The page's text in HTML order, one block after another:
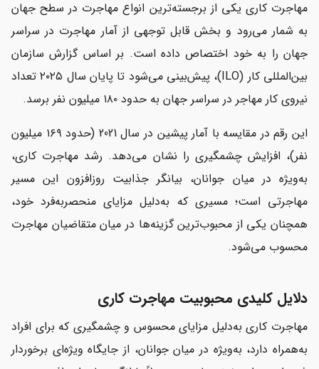
مهاجرت کاری یکی از برجسته‌ترین انواع مهاجرت در سطح جهان
به شمار می‌رود و بخش قابل توجهی از آمار مهاجرت در سراسر
جهان را به خود اختصاص داده است. بر اساس گزارش سازمان
بین‌المللی کار (ILO)، پیش‌بینی می‌شود تا پایان سال ۲۰۲۵ تعداد
نیروی کار مهاجر در سراسر جهان به حدود ۱۸۰ میلیون نفر برسد.
این رقم در مقایسه با آمار پیشین در سال 2021 (حدود ۱۶۹ میلیون
نفر)، افزایش چشمگیری را نشان می‌دهد. رشد مهاجرت کاری،
به‌ویژه در میان جوانان، بیانگر جذابیت روزافزون این مسیر
مهاجرتی است؛ مسیری که به‌دلیل مزایای منحصربه‌فرد خود،
همچنان یکی از محبوب‌ترین گزینه‌ها در میان متقاضیان مهاجرت
محسوب می‌شود.
دلایل کلیدی محبوبیت مهاجرت کاری
مهاجرت کاری به‌دلیل مزایای محسوس و چشمگیری که برای افراد
به‌همراه دارد، به‌ویژه در میان جوانان، از جایگاه ویژه‌ای برخوردار